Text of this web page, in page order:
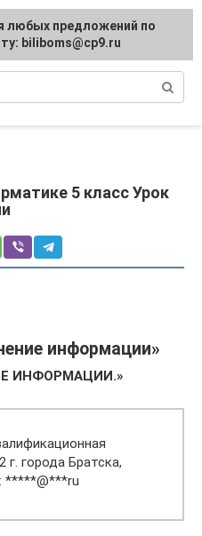
и школьников
5 класс Урок
информации»
ИНФОРМАЦИИ.»
города Братска,
*****@***ru
любых предложений по
biliboms@cp9.ru